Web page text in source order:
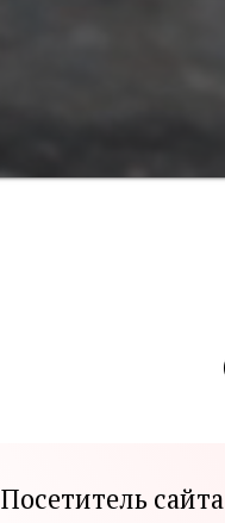
Посетитель сайта